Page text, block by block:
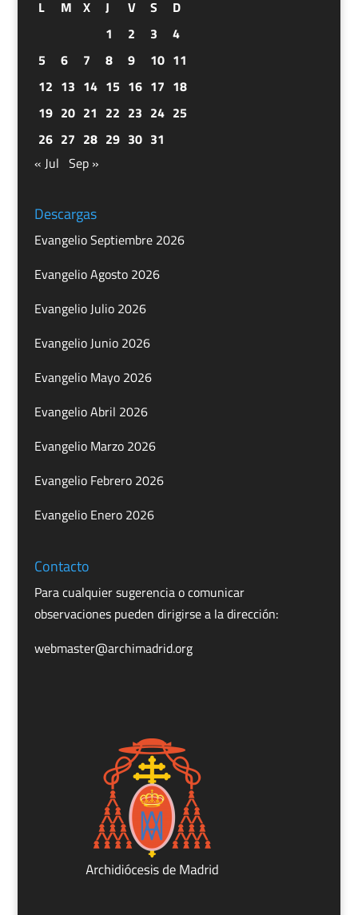
L M X J V S
D
1
2 3
4
5
6 7 8 9 10 11
12 13 14 15 16 17 18
19 20 21 22 23 24 25
26 27 28 29 30 31
« Jul Sep »
Descargas
Evangelio Septiembre 2026
Evangelio Agosto 2026
Evangelio Julio 2026
Evangelio Junio 2026
Evangelio Mayo 2026
Evangelio Abril 2026
Evangelio Marzo 2026
Evangelio Febrero 2026
Evangelio Enero 2026
Contacto
Para cualquier sugerencia o comunicar
observaciones pueden dirigirse a la dirección:
webmaster@archimadrid.org